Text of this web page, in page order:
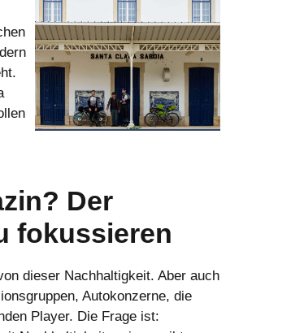
Der
fokussieren
dieser Nachhaltigkeit. Aber auch
Autokonzerne, die
Player. Die Frage ist: